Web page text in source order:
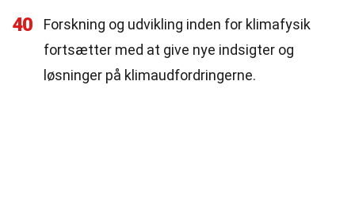
40
Forskning og udvikling inden for klimafysik
fortsætter med at give nye indsigter og
løsninger på klimaudfordringerne.